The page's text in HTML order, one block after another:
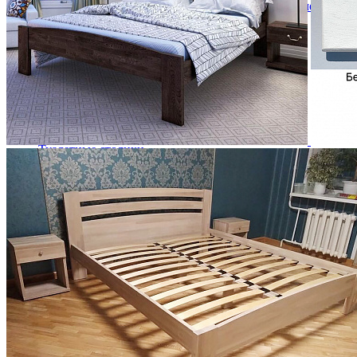
Кровати полутороспальные с подъемным
Зеркала
Комоды
Кровати двуспальные
Кровати металлические
Кровати односпальные
Кровати полутороспальные
Решетки и настилы под матрас
Спальные гарнитуры
Тахта
Туалетные столики
Тумбы прикроватные
Шкафы для одежды
Антресоли на шкаф
Полки и ящики в шкаф для одежды
Шкаф 1-дверный для одежды и белья
Шкафы 2-х дверные для одежды и белья
Шкафы 3-х дверные для одежды и белья
Шкафы 4-х дверные для одежды и белья
Шкафы 5-ти дверные для одежды и белья
Шкафы 6-ти дверные для одежды и белья
Шкафы купе для одежды и белья
Шкафы угловые для одежды и белья
Ящики и короба